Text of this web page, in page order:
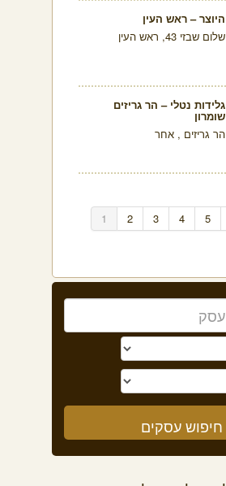
היוצר – ראש העין
שלום שבזי 43, ראש העין
גלידות נטלי – הר גריזים
שומרון
הר גריזים , אחר
1 2 3 4 5